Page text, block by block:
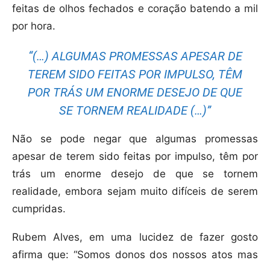
feitas de olhos fechados e coração batendo a mil
por hora.
“(…) ALGUMAS PROMESSAS APESAR DE
TEREM SIDO FEITAS POR IMPULSO, TÊM
POR TRÁS UM ENORME DESEJO DE QUE
SE TORNEM REALIDADE (…)”
Não se pode negar que algumas promessas
apesar de terem sido feitas por impulso, têm por
trás um enorme desejo de que se tornem
realidade, embora sejam muito difíceis de serem
cumpridas.
Rubem Alves, em uma lucidez de fazer gosto
afirma que: “Somos donos dos nossos atos mas